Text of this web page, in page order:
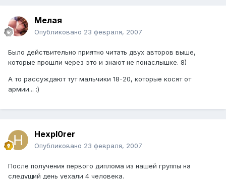
Мелая
Опубликовано 23 февраля, 2007
Было действительно приятно читать двух авторов выше,
которые прошли через это и знают не понаслышке. 8)
А то рассуждают тут мальчики 18-20, которые косят от
армии... :)
Hexpl0rer
Опубликовано 23 февраля, 2007
После получения первого диплома из нашей группы на
следущий день уехали 4 человека.